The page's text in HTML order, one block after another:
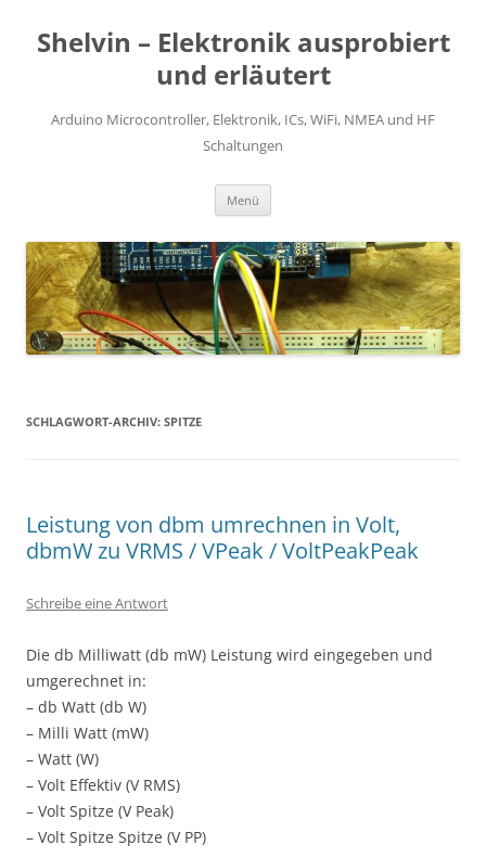
springen
Shelvin – Elektronik ausprobiert
und erläutert
Arduino Microcontroller, Elektronik, ICs, WiFi, NMEA und HF
Schaltungen
Menü
SCHLAGWORT-ARCHIV: SPITZE
Leistung von dbm umrechnen in Volt,
dbmW zu VRMS / VPeak / VoltPeakPeak
Schreibe eine Antwort
Die db Milliwatt (db mW) Leistung wird eingegeben und
umgerechnet in:
– db Watt (db W)
– Milli Watt (mW)
– Watt (W)
– Volt Effektiv (V RMS)
– Volt Spitze (V Peak)
– Volt Spitze Spitze (V PP)